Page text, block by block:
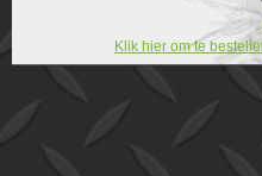
Klik hier om te